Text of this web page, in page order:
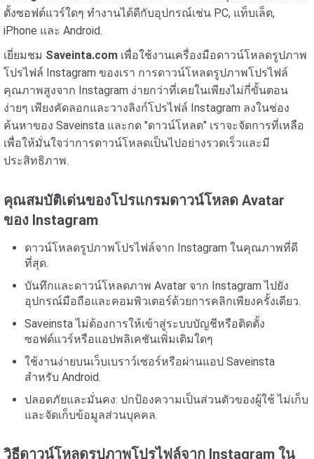
ตั้งซอฟต์แวร์ใดๆ ทำงานได้ดีกับอุปกรณ์เช่น PC, แท็บเล็ต,
iPhone และ Android.
เยี่ยมชม Saveinta.com เพื่อใช้งานเครื่องมือดาวน์โหลดรูปภาพ
โปรไฟล์ Instagram ของเรา การดาวน์โหลดรูปภาพโปรไฟล์
คุณภาพสูงจาก Instagram ง่ายกว่าที่เคยในเพียงไม่กี่ขั้นตอน
ง่ายๆ เพียงคัดลอกและวางลิงก์โปรไฟล์ Instagram ลงในช่อง
ค้นหาของ Saveinsta และกด "ดาวน์โหลด" เราจะจัดการที่เหลือ
เพื่อให้มั่นใจว่าการดาวน์โหลดเป็นไปอย่างรวดเร็วและมี
ประสิทธิภาพ.
คุณสมบัติเด่นของโปรแกรมดาวน์โหลด Avatar
ของ Instagram
ดาวน์โหลดรูปภาพโปรไฟล์จาก Instagram ในคุณภาพที่ดี
ที่สุด.
บันทึกและดาวน์โหลดภาพ Avatar จาก Instagram ไปยัง
อุปกรณ์มือถือและคอมพิวเตอร์ด้วยการคลิกเพียงครั้งเดียว.
Saveinsta ไม่ต้องการให้เข้าสู่ระบบบัญชีหรือติดตั้ง
ซอฟต์แวร์หรือแอปพลิเคชันเพิ่มเติมใดๆ
ใช้งานง่ายบนเว็บเบราว์เซอร์หรือผ่านแอป Saveinsta
สำหรับ Android.
ปลอดภัยและมั่นคง: ปกป้องความเป็นส่วนตัวของผู้ใช้ ไม่เก็บ
และจัดเก็บข้อมูลส่วนบุคคล.
วิธีดาวน์โหลดรูปภาพโปรไฟล์จาก Instagram ใน